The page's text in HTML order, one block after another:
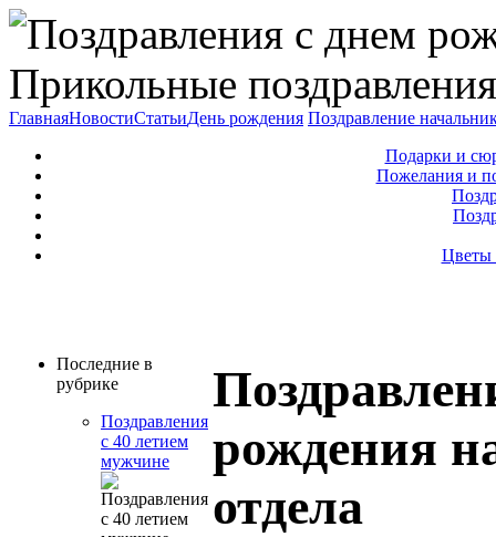
Прикольные
ГлавнаяНовостиСтатьиДень рождения Поздравление
Подарки и
Пожелания и
Цветы
Последние в
рубрике
Поздравления
с 40 летием
мужчине
рождения
отдела